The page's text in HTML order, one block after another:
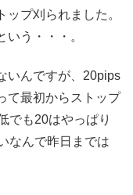
プ刈られました。
う・・・。
いんですが、20pips
て最初からストップ
でも20はやっぱり
なんで昨日までは